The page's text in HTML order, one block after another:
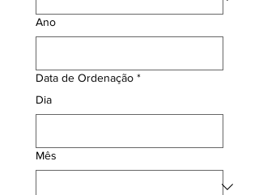
Ano
Data de Ordenação *
Dia
Mês